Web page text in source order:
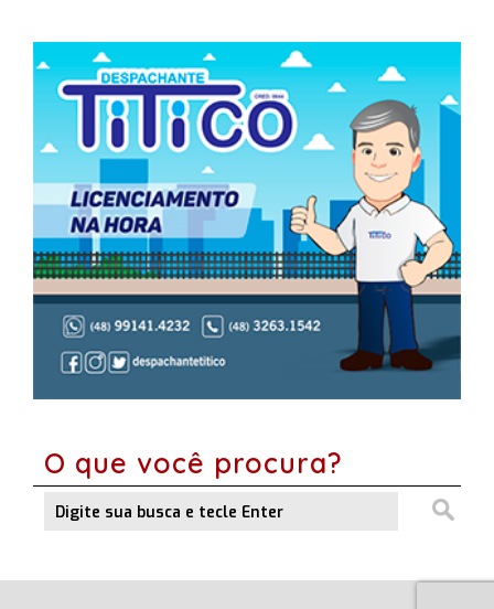
O que você procura?